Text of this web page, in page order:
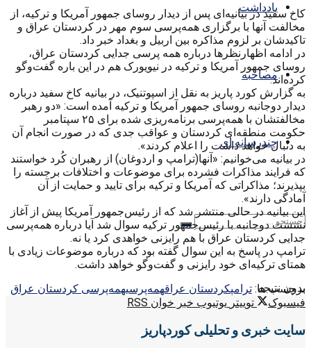
یادداشت
مصاحبه
چندرسانه ای
بدون نتیجه
کاخ سفید در بیانیه‌ای پس از دیدار روسای جمهور آمریکا و ترکیه، از
مخالفت آنها با برگزاری همه‌پرسی سوم مهر در کردستان عراق و
تاکیدشان بر لزوم مذاکره بین اربیل و بغداد خبر داد.
در ادامه اظهارنظرها درباره همه پرسی جدایی کردستان عراق،
روسای جمهور آمریکا و ترکیه در نیویورک هم در این باره گفت‌وگو
کرده‌اند.
به گزارش کورد پاریز به نقل از اسپوتنیک، در بیانیه کاخ سفید درباره
دیدار دوجانبه روسای جمهور آمریکا و ترکیه آمده است: «دو رهبر
مخالفتشان با همه‌پرسی برنامه‌ریزی شده برای ۲۵ سپتامبر
حکومت منطقه‌ای کردستان و عواقب جدی که در صورت انجام آن
به دنبال خواهد داشت را اعلام کردند».
در بیانیه می‌خوانیم: «آنها(ترامپ و اردوغان) از رهبران کُرد خواستند
که فرایند مذاکرات فشرده برای موضوعات و اختلافات برجسته را
بپذیرند؛ مذاکراتی که آمریکا و ترکیه برای تایید و حمایت از آن
آمادگی دارند».
این بیانیه در حالی منتشر شد که از رئیس‌جمهور آمریکا پیش از آغاز
نشست دوجانبه با رئیس‌جمهور ترکیه سوال شد آیا درباره همه‌پرسی
جدایی کردستان عراق با هم رایزنی خواهدی کرد یا نه.
ترامپ در پاسخ به این سوال گفته بود که درباره موضوعات زیادی با
همتای ترکیه‌ای خود رایزنی و گفت‌وگو خواهد داشت.
برچسب ها: ترامپکردستان عراقهمه‌پرسیهمه‌پرسی کردستان عراق
فیسبوک
توییتر یوتیوب خبر خوان RSS
سایت خبری و تحلیلی کوردپاریز